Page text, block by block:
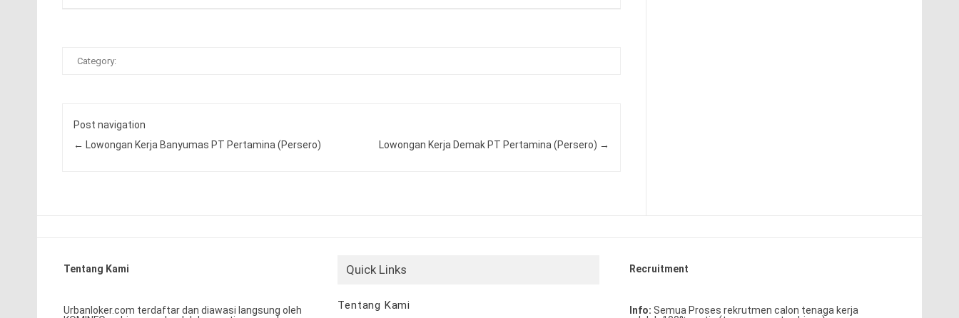
Category:
Post navigation
← Lowongan Kerja Banyumas PT Pertamina (Persero) Lowongan Kerja Demak PT Pertamina (Persero) →
Tentang Kami
Urbanloker.com terdaftar dan diawasi langsung oleh
Quick Links
Tentang Kami
Recruitment
Info: Semua Proses rekrutmen calon tenaga kerja